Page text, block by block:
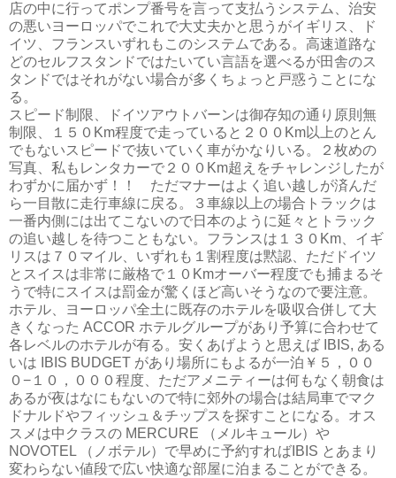
店の中に行ってポンプ番号を言って支払うシステム、治安
の悪いヨーロッパでこれで大丈夫かと思うがイギリス、ド
イツ、フランスいずれもこのシステムである。高速道路な
どのセルフスタンドではたいてい言語を選べるが田舎のス
タンドではそれがない場合が多くちょっと戸惑うことにな
る。
スピード制限、ドイツアウトバーンは御存知の通り原則無
制限、１５０Km程度で走っていると２００Km以上のとん
でもないスピードで抜いていく車がかなりいる。２枚めの
写真、私もレンタカーで２００Km超えをチャレンジしたが
わずかに届かず！！ ただマナーはよく追い越しが済んだ
ら一目散に走行車線に戻る。３車線以上の場合トラックは
一番内側には出てこないので日本のように延々とトラック
の追い越しを待つこともない。フランスは１３０Km、イギ
リスは７０マイル、いずれも１割程度は黙認、ただドイツ
とスイスは非常に厳格で１０Kmオーバー程度でも捕まるそ
うで特にスイスは罰金が驚くほど高いそうなので要注意。
ホテル、ヨーロッパ全土に既存のホテルを吸収合併して大
きくなった ACCOR ホテルグループがあり予算に合わせて
各レベルのホテルが有る。安くあげようと思えば IBIS, ある
いは IBIS BUDGET があり場所にもよるが一泊￥５，００
０−１０，０００程度、ただアメニティーは何もなく朝食は
あるが夜はなにもないので特に郊外の場合は結局車でマク
ドナルドやフィッシュ＆チップスを探すことになる。オス
スメは中クラスの MERCURE （メルキュール）や
NOVOTEL （ノボテル）で早めに予約すればIBIS とあまり
変わらない値段で広い快適な部屋に泊まることができる。